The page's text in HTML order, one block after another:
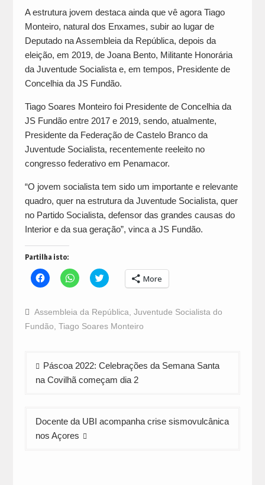
A estrutura jovem destaca ainda que vê agora Tiago
Monteiro, natural dos Enxames, subir ao lugar de
Deputado na Assembleia da República, depois da
eleição, em 2019, de Joana Bento, Militante Honorária
da Juventude Socialista e, em tempos, Presidente de
Concelhia da JS Fundão.
Tiago Soares Monteiro foi Presidente de Concelhia da
JS Fundão entre 2017 e 2019, sendo, atualmente,
Presidente da Federação de Castelo Branco da
Juventude Socialista, recentemente reeleito no
congresso federativo em Penamacor.
“O jovem socialista tem sido um importante e relevante
quadro, quer na estrutura da Juventude Socialista, quer
no Partido Socialista, defensor das grandes causas do
Interior e da sua geração”, vinca a JS Fundão.
Partilha isto:
Click
to
Facebook
(Opens
in
new
Click
to
WhatsApp
(Opens
new
Click
to
Twitter
(Opens
new
More
Assembleia da República Juventude Socialista do
Fundão Tiago Soares Monteiro
Navegação
de
Páscoa 2022: Celebrações da Semana Santa
na Covilhã começam dia 2
Docente da UBI acompanha crise sismovulcânica
nos Açores